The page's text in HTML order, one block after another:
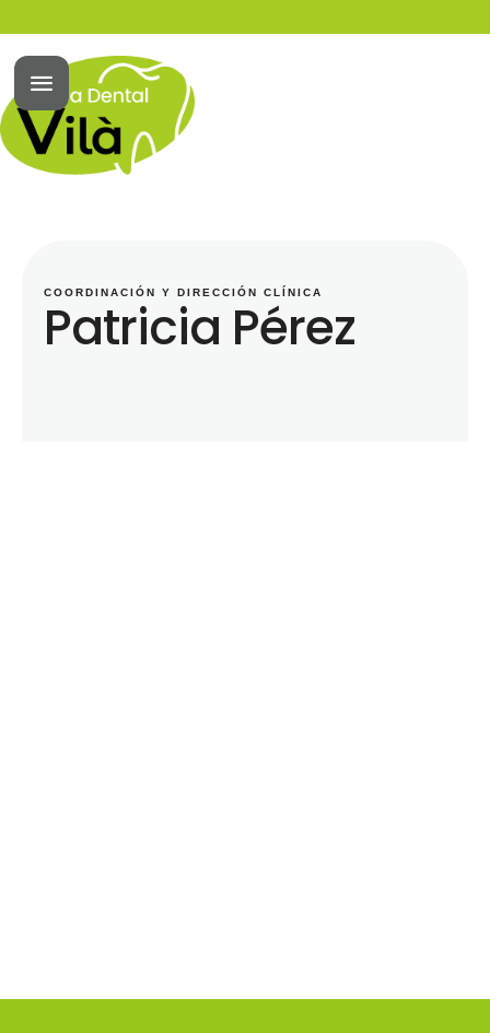
COORDINACIÓN Y DIRECCIÓN CLÍNICA
Patricia Pérez